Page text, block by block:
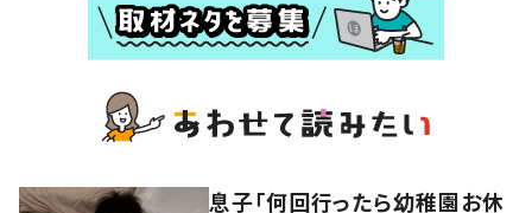
息子「何回行ったら幼稚園お休